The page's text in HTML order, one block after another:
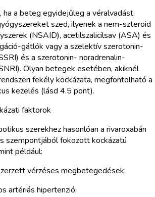
ha a beteg egyidejűleg a véralvadást
szed, ilyenek a nem-szteroid
(NSAID), acetilszalicilsav (ASA) és
gátlók vagy a szelektív szerotonin-
és a szerotonin- noradrenalin-
Olyan betegek esetében, akiknél
fekély kockázata, megfontolható a
kezelés (lásd 4.5 pont).
faktorok
szerekhez hasonlóan a rivaroxabán
szempontjából fokozott kockázatú
például:
vérzéses megbetegedések;
artériás hipertenzió;